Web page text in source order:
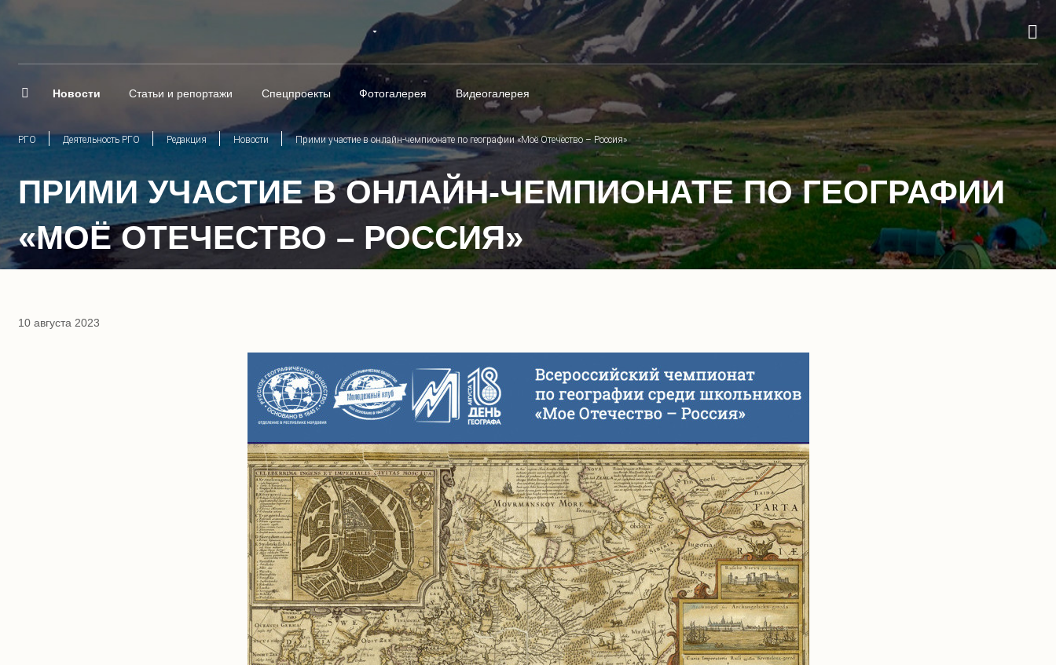
Новости Статьи и репортажи Спецпроекты Фотогалерея Видеогалерея
РГО Деятельность РГО Редакция Новости Прими участие в онлайн-чемпионате по географии «Моё Отечество – Россия»
ПРИМИ УЧАСТИЕ В ОНЛАЙН-ЧЕМПИОНАТЕ ПО ГЕОГРАФИИ
«МОЁ ОТЕЧЕСТВО – РОССИЯ»
10 августа 2023